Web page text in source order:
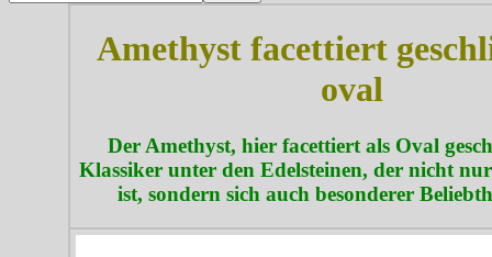
Amethyst facettiert
oval
Der Amethyst, hier facettiert als Oval
Klassiker unter den Edelsteinen, der nicht
ist, sondern sich auch besonderer